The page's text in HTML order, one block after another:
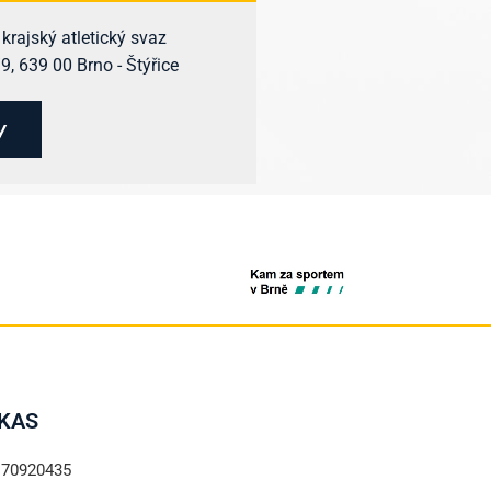
atletický svaz
639 00 Brno - Štýřice